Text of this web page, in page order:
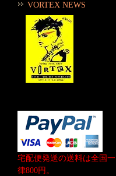
VORTEX NEWS
宅配便発送の送料は全国一
律800円。